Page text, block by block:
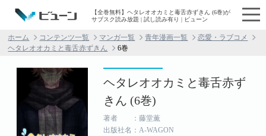
【全巻無料】ヘタレオオカミと毒舌赤ずきん (6巻)が
サブスク読み放題 | 試し読み有り | ビューン
ホーム コンテンツ一覧 マンガ一覧 青年漫画一覧
恋愛・ラブコメ
ヘタレオオカミと毒舌赤ずきん
6巻
ヘタレオオカミと毒舌赤ず
きん (6巻)
著者 ：藤堂薫
出版社名：A-WAGON